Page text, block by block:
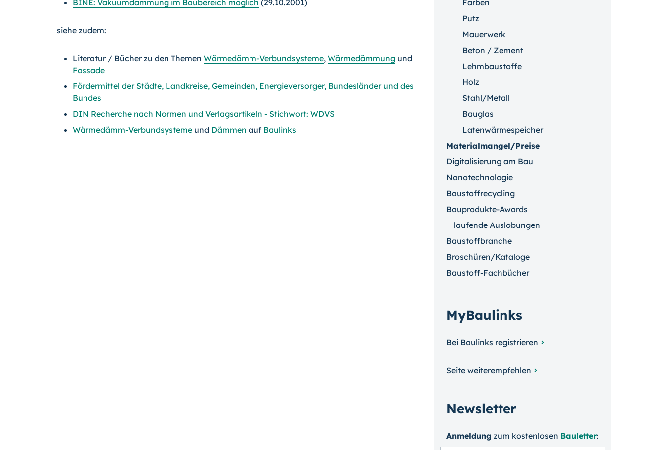
BINE: Vakuumdämmung im Baubereich möglich (29.10.2001)
siehe zudem:
Literatur / Bücher zu den Themen Wärmedämm-Verbundsysteme, Wärmedämmung und
Fassade
Fördermittel der Städte, Landkreise, Gemeinden, Energieversorger, Bundesländer und des
Bundes
DIN Recherche nach Normen und Verlagsartikeln - Stichwort: WDVS
Wärmedämm-Verbundsysteme und Dämmen auf Baulinks
Farben
Putz
Mauerwerk
Beton / Zement
Lehmbaustoffe
Holz
Stahl/Metall
Bauglas
Latenwärmespeicher
Materialmangel/Preise
Digitalisierung am Bau
Nanotechnologie
Baustoffrecycling
Bauprodukte-Awards
laufende Auslobungen
Baustoffbranche
Broschüren/Kataloge
Baustoff-Fachbücher
MyBaulinks
Bei Baulinks registrieren
Seite weiterempfehlen
Newsletter
Anmeldung zum kosten­losen Bauletter: